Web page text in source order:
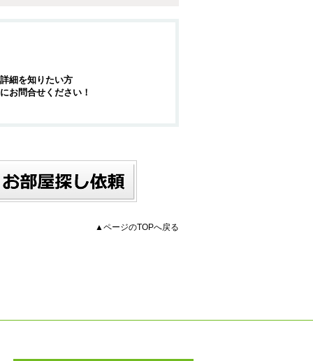
細を知りたい方
お問合せください！
▲ページのTOPへ戻る